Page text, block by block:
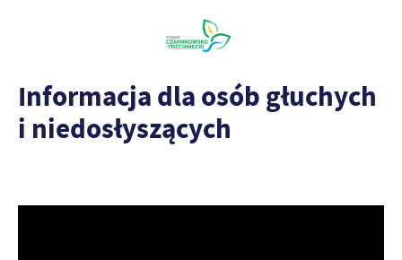
Informacja dla osób głuchych
i niedosłyszących